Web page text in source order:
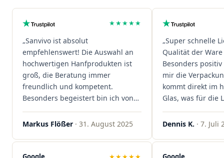
★★★★★
„Sanvivo ist absolut
empfehlenswert! Die Auswahl an
hochwertigen Hanfprodukten ist
groß, die Beratung immer
freundlich und kompetent.
Besonders begeistert bin ich von
der schnellen Rezeptannahme –
alles läuft unkompliziert und
sind extrem zügig, was mir jedes
Mal viel Zeit spart. Man merkt,
Markus Flößer · 31. August 2025
„Super schnelle
Qualität der
Besonders
mir die
kommt direkt im
Glas, was für die
ist. Ich bestelle
wieder!"
Dennis K. · 7. Juli